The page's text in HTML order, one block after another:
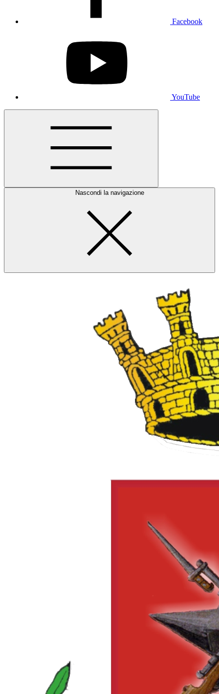
Facebook
YouTube
Nascondi la navigazione